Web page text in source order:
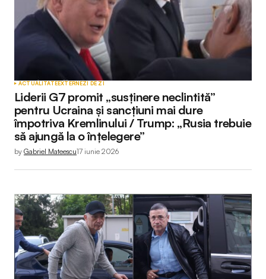
ACTUALITATEEXTERNEZI DE ZI
Liderii G7 promit „susținere neclintită”
pentru Ucraina și sancțiuni mai dure
împotriva Kremlinului / Trump: „Rusia trebuie
să ajungă la o înțelegere”
by Gabriel Mateescu17 iunie 2026